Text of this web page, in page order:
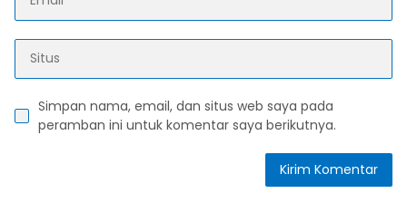
Simpan nama, email, dan situs web saya pada
peramban ini untuk komentar saya berikutnya.